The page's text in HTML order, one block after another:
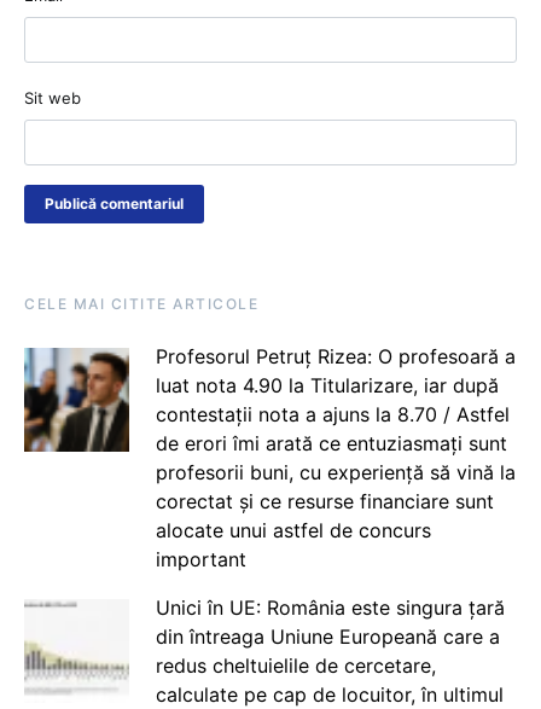
Sit web
CELE MAI CITITE ARTICOLE
Profesorul Petruț Rizea: O profesoară a
luat nota 4.90 la Titularizare, iar după
contestații nota a ajuns la 8.70 / Astfel
de erori îmi arată ce entuziasmați sunt
profesorii buni, cu experiență să vină la
corectat și ce resurse financiare sunt
alocate unui astfel de concurs
important
Unici în UE: România este singura țară
din întreaga Uniune Europeană care a
redus cheltuielile de cercetare,
calculate pe cap de locuitor, în ultimul